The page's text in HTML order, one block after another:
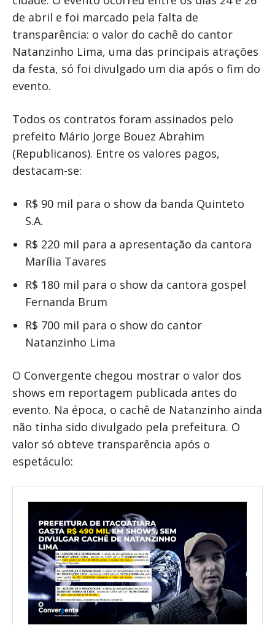
de abril e foi marcado pela falta de
transparência: o valor do cachê do cantor
Natanzinho Lima, uma das principais atrações
da festa, só foi divulgado um dia após o fim do
evento.
Todos os contratos foram assinados pelo
prefeito Mário Jorge Bouez Abrahim
(Republicanos). Entre os valores pagos,
destacam-se:
R$ 90 mil para o show da banda Quinteto
S.A.
R$ 220 mil para a apresentação da cantora
Marília Tavares
R$ 180 mil para o show da cantora gospel
Fernanda Brum
R$ 700 mil para o show do cantor
Natanzinho Lima
O Convergente chegou mostrar o valor dos
shows em reportagem publicada antes do
evento. Na época, o cachê de Natanzinho ainda
não tinha sido divulgado pela prefeitura. O
valor só obteve transparência após o
espetáculo: